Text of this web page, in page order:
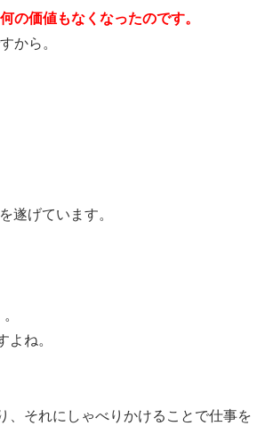
の価値もなくなったのです。
から。
遂げています。
ね。
それにしゃべりかけることで仕事を